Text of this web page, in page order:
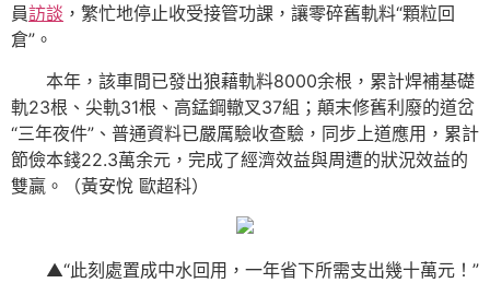
員訪談 ，繁忙地停止收受接管功課，讓零碎舊軌料“顆粒回
倉”。
本年，該車間已發出狼藉軌料8000余根，累計焊補基礎
軌23根、尖軌31根、高錳鋼轍叉37組；顛末修舊利廢的道岔
“三年夜件”、普通資料已嚴厲驗收查驗，同步上道應用，累計
節儉本錢22.3萬余元，完成了經濟效益與周遭的狀況效益的
雙贏。（黃安悅 歐超科）
▲“此刻處置成中水回用，一年省下所需支出幾十萬元！”